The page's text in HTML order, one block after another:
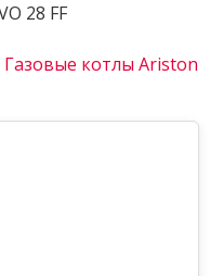
28 FF
Газовые котлы Ariston